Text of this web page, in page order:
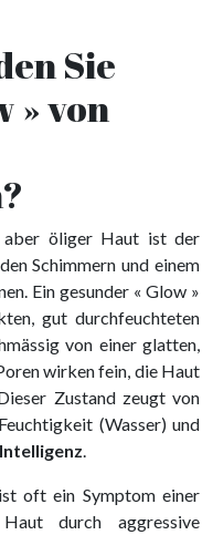
Sie
» von
aber öliger Haut ist der
Schimmern und einem
Ein gesunder « Glow »
gut durchfeuchteten
von einer glatten,
wirken fein, die Haut
Zustand zeugt von
(Wasser) und
.
oft ein Symptom einer
durch aggressive